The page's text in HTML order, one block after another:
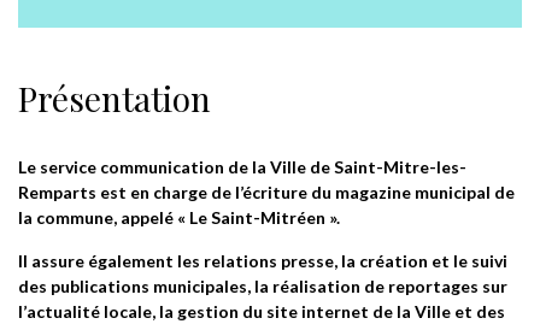
Présentation
Le service communication de la Ville de Saint-Mitre-les-
Remparts est en charge de l’écriture du magazine municipal de
la commune, appelé « Le Saint-Mitréen ».
Il assure également les relations presse, la création et le suivi
des publications municipales, la réalisation de reportages sur
l’actualité locale, la gestion du site internet de la Ville et des